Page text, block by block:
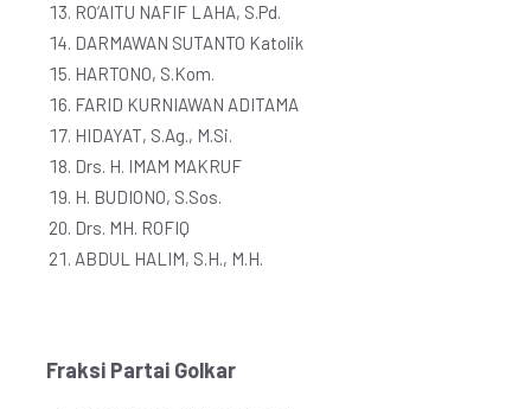
RO’AITU NAFIF LAHA, S.Pd.
DARMAWAN SUTANTO Katolik
HARTONO, S.Kom.
FARID KURNIAWAN ADITAMA
HIDAYAT, S.Ag., M.Si.
Drs. H. IMAM MAKRUF
H. BUDIONO, S.Sos.
Drs. MH. ROFIQ
ABDUL HALIM, S.H., M.H.
Fraksi Partai Golkar